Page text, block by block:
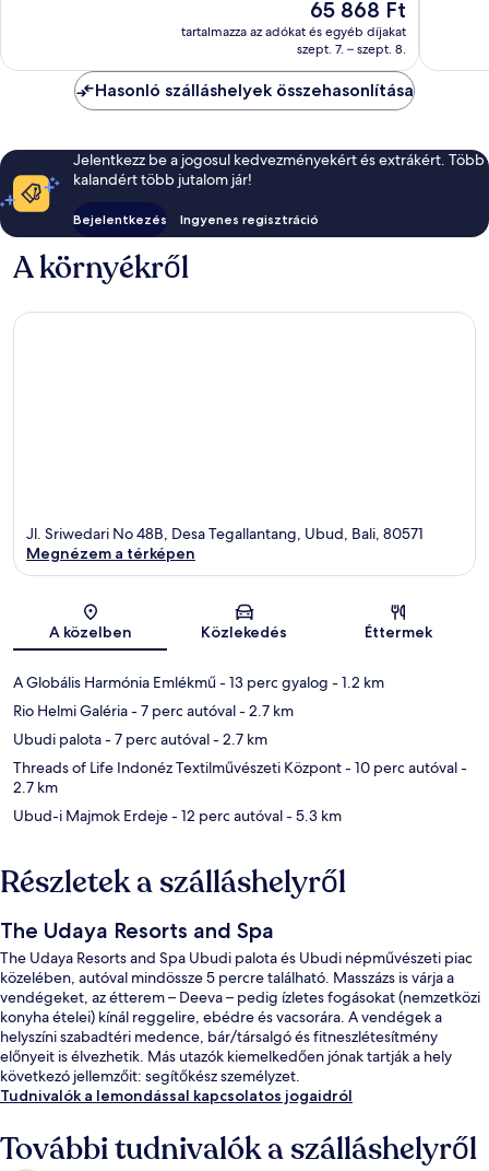
Az
ár
65 868 Ft
65 868 Ft
tartalmazza az adókat és egyéb díjakat
szept. 7. – szept. 8.
Hasonló szálláshelyek összehasonlítása
Jelentkezz be a jogosul kedvezményekért és extrákért. Több
kalandért több jutalom jár!
Bejelentkezés Ingyenes regisztráció
A környékről
Térkép
Jl. Sriwedari No 48B, Desa Tegallantang, Ubud, Bali, 80571
Megnézem a térképen
A közelben Közlekedés Éttermek
A Globális Harmónia Emlékmű - 13 perc gyalog - 1.2 km
Rio Helmi Galéria- 7 perc autóval- 2.7 km
Ubudi palota- 7 perc autóval- 2.7 km
Threads of Life Indonéz Textilművészeti Központ- 10 perc autóval-
2.7 km
Ubud-i Majmok Erdeje- 12 perc autóval- 5.3 km
Részletek a szálláshelyről
The Udaya Resorts and Spa
The Udaya Resorts and Spa Ubudi palota és Ubudi népművészeti piac
közelében, autóval mindössze 5 percre található. Masszázs is várja a
vendégeket, az étterem – Deeva – pedig ízletes fogásokat (nemzetközi
konyha ételei) kínál reggelire, ebédre és vacsorára. A vendégek a
helyszíni szabadtéri medence, bár/társalgó és fitneszlétesítmény
előnyeit is élvezhetik. Más utazók kiemelkedően jónak tartják a hely
következó jellemzőit: segítőkész személyzet.
Tudnivalók a lemondással kapcsolatos jogaidról
További tudnivalók a szálláshelyről